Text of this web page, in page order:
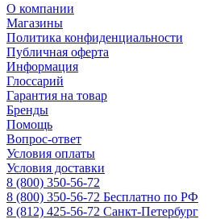
О компании
Магазины
Политика конфиденциальности
Публичная оферта
Информация
Глоссарий
Гарантия на товар
Бренды
Помощь
Вопрос-ответ
Условия оплаты
Условия доставки
8 (800) 350-56-72
8 (800) 350-56-72 Бесплатно по РФ
8 (812) 425-56-72 Санкт-Петербург